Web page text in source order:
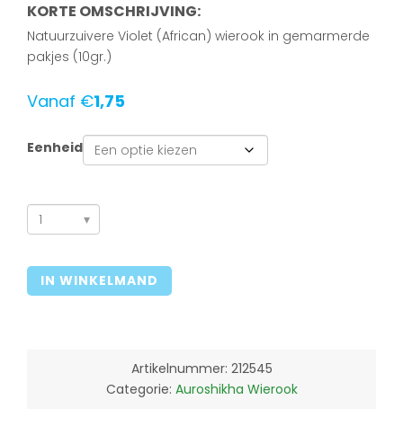
KORTE OMSCHRIJVING:
Natuurzuivere Violet (African) wierook in gemarmerde
pakjes (10gr.)
Vanaf €1,75
Eenheid
Violet
Auroshikha
10gr
IN WINKELMAND
Artikelnummer: 212545
Categorie: Auroshikha Wierook